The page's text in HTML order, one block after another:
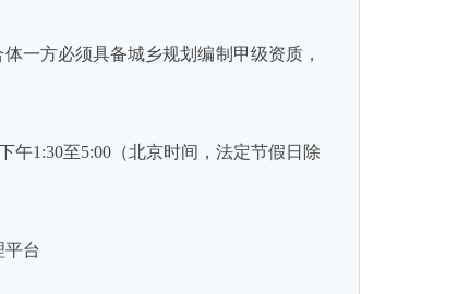
一方必须具备城乡规划编制甲级资质，
午1:30至5:00 （北京时间，法定节假日除
台